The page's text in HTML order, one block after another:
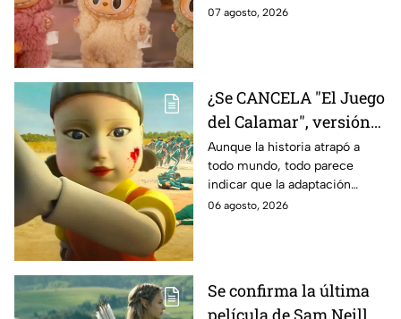
tratará la cinta. Aquí te
07 agosto, 2026
¿Se CANCELA "El Juego
del Calamar", versión
Estados Unidos? Esto
es lo que se sabe al
momento
Aunque la historia atrapó a
todo mundo, todo parece
indicar que la adaptación
podría ser cancelada:
06 agosto, 2026
Se confirma la última
película de Sam Neill